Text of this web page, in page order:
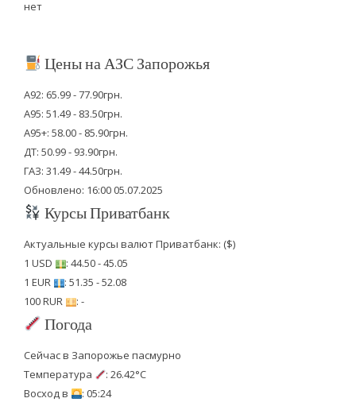
нет
Цены на АЗС Запорожья
А92: 65.99 - 77.90грн.
А95: 51.49 - 83.50грн.
А95+: 58.00 - 85.90грн.
ДТ: 50.99 - 93.90грн.
ГАЗ: 31.49 - 44.50грн.
Обновлено: 16:00 05.07.2025
Курсы Приватбанк
Актуальные курсы валют Приватбанк: ($)
1 USD
: 44.50 - 45.05
1 EUR
: 51.35 - 52.08
100 RUR
: -
Погода
Сейчас в Запорожье пасмурно
Температура
: 26.42°C
Восход в
: 05:24